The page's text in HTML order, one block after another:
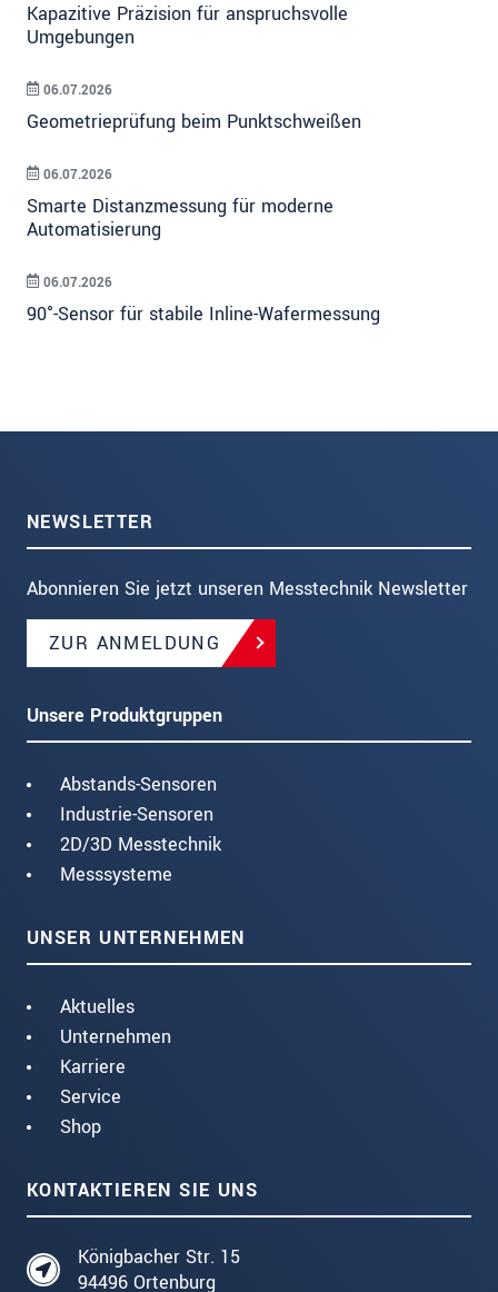
Kapazitive Präzision für anspruchsvolle
Umgebungen
Geometrieprüfung beim Punktschweißen
06.07.2026
Smarte Distanzmessung für moderne
Automatisierung
06.07.2026
90°-Sensor für stabile Inline-Wafermessung
06.07.2026
NEWSLETTER
Abonnieren Sie jetzt unseren Messtechnik Newsletter
ZUR ANMELDUNG
Unsere Produktgruppen
Abstands-Sensoren
Industrie-Sensoren
2D/3D Messtechnik
Messsysteme
UNSER UNTERNEHMEN
Aktuelles
Unternehmen
Karriere
Service
Shop
KONTAKTIEREN SIE UNS
Königbacher Str. 15
94496 Ortenburg